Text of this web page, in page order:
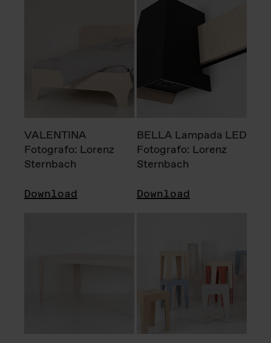
VALENTINA
Fotografo: Lorenz
Sternbach
Download
BELLA Lampada LED
Fotografo: Lorenz
Sternbach
Download